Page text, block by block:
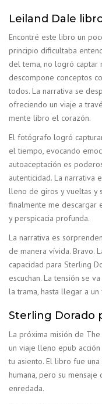
Leiland Dale
Encontré este libro un
principio dificultaba
del tema, no logró captar
descompone conceptos
todos. La narrativa se
ofreciendo un viaje a
mente libro el corazón.
El fotógrafo logró
el tiempo, evocando
autoaceptación es
autenticidad. La narrativa
lleno de giros y vueltas y
finalmente me descargar
y perspicacia profunda.
La narrativa es
de manera vívida. Bravo.
capacidad para Sterling
escuchan. La tensión se
la trama, hasta llegar a
Sterling Dorado
La próxima misión de
un viaje lleno epub
tu asiento. El libro fue
humana, pero su
enredada.